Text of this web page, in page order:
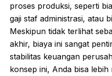
proses produksi, seperti
gaji staf administrasi, atau
Meskipun tidak terlihat
akhir, biaya ini sangat
stabilitas keuangan
konsep ini, Anda bisa lebih